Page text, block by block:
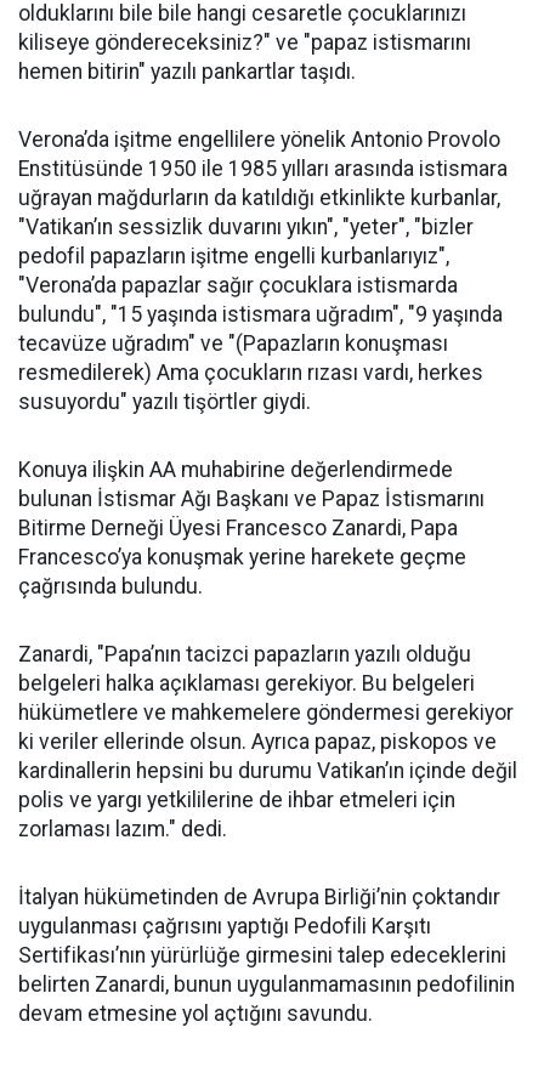
olduklarını bile bile hangi cesaretle çocuklarınızı
kiliseye göndereceksiniz?" ve "papaz istismarını
hemen bitirin" yazılı pankartlar taşıdı.
Verona’da işitme engellilere yönelik Antonio Provolo
Enstitüsünde 1950 ile 1985 yılları arasında istismara
uğrayan mağdurların da katıldığı etkinlikte kurbanlar,
"Vatikan’ın sessizlik duvarını yıkın", "yeter", "bizler
pedofil papazların işitme engelli kurbanlarıyız",
"Verona’da papazlar sağır çocuklara istismarda
bulundu", "15 yaşında istismara uğradım", "9 yaşında
tecavüze uğradım" ve "(Papazların konuşması
resmedilerek) Ama çocukların rızası vardı, herkes
susuyordu" yazılı tişörtler giydi.
Konuya ilişkin AA muhabirine değerlendirmede
bulunan İstismar Ağı Başkanı ve Papaz İstismarını
Bitirme Derneği Üyesi Francesco Zanardi, Papa
Francesco’ya konuşmak yerine harekete geçme
çağrısında bulundu.
Zanardi, "Papa’nın tacizci papazların yazılı olduğu
belgeleri halka açıklaması gerekiyor. Bu belgeleri
hükümetlere ve mahkemelere göndermesi gerekiyor
ki veriler ellerinde olsun. Ayrıca papaz, piskopos ve
kardinallerin hepsini bu durumu Vatikan’ın içinde değil
polis ve yargı yetkililerine de ihbar etmeleri için
zorlaması lazım." dedi.
İtalyan hükümetinden de Avrupa Birliği’nin çoktandır
uygulanması çağrısını yaptığı Pedofili Karşıtı
Sertifikası’nın yürürlüğe girmesini talep edeceklerini
belirten Zanardi, bunun uygulanmamasının pedofilinin
devam etmesine yol açtığını savundu.